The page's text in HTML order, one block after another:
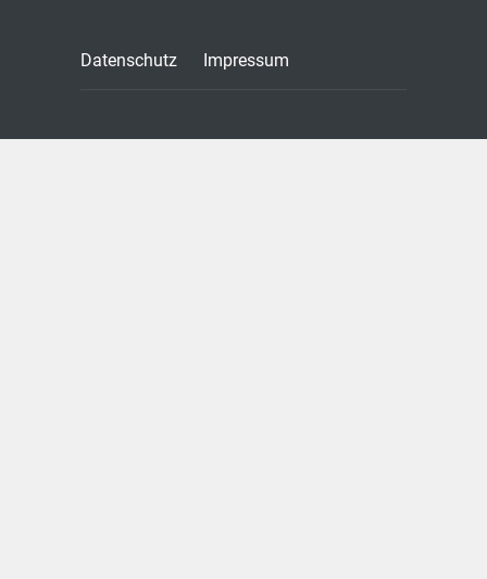
Datenschutz Impressum